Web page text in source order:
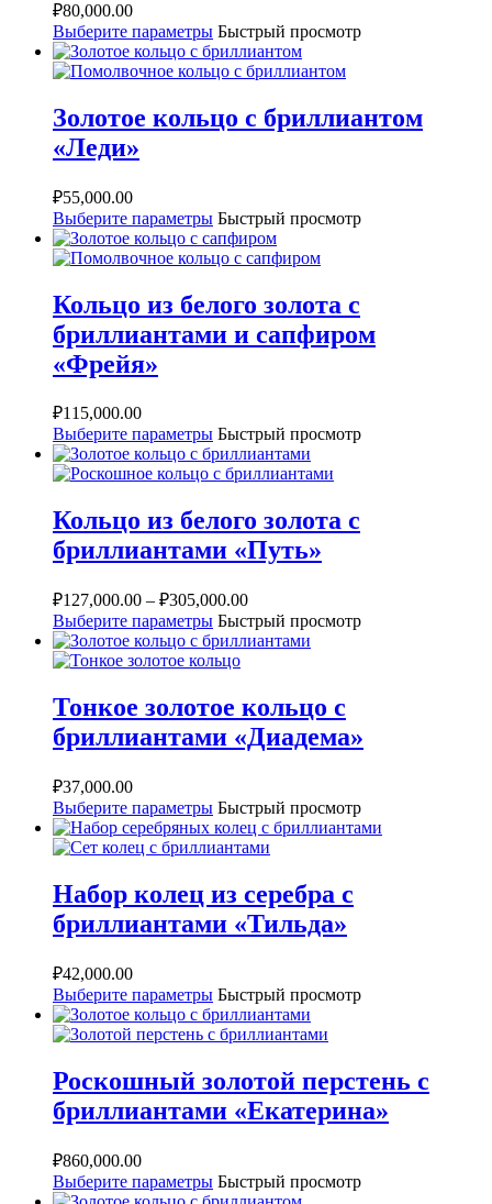
₽80,000.00
Выберите параметры Быстрый просмотр
Золотое кольцо с бриллиантом
«Леди»
₽55,000.00
Выберите параметры Быстрый просмотр
Кольцо из белого золота с
бриллиантами и сапфиром
«Фрейя»
₽115,000.00
Выберите параметры Быстрый просмотр
Кольцо из белого золота с
бриллиантами «Путь»
₽127,000.00 – ₽305,000.00
Выберите параметры Быстрый просмотр
Тонкое золотое кольцо с
бриллиантами «Диадема»
₽37,000.00
Выберите параметры Быстрый просмотр
Набор колец из серебра с
бриллиантами «Тильда»
₽42,000.00
Выберите параметры Быстрый просмотр
Роскошный золотой перстень с
бриллиантами «Екатерина»
₽860,000.00
Выберите параметры Быстрый просмотр